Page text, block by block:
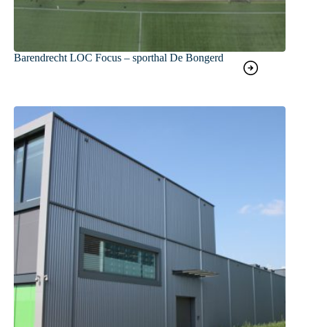
Barendrecht LOC Focus – sporthal De Bongerd